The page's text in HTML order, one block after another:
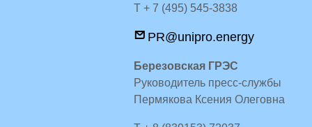
Т + 7 (495) 545-3838
PR@unipro.energy
Березовская ГРЭС
Руководитель пресс-службы
Пермякова Ксения Олеговна